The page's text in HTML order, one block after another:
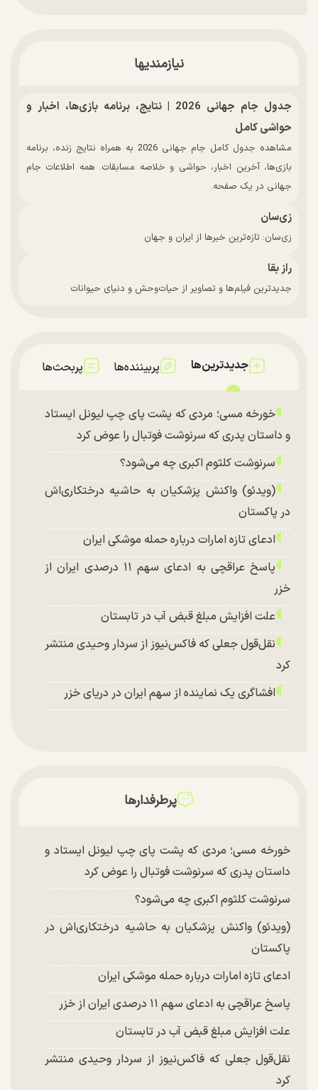
نیازمندیها
جدول جام جهانی 2026 | نتایج، برنامه بازی‌ها، اخبار و
حواشی کامل
مشاهده جدول کامل جام جهانی 2026 به همراه نتایج زنده، برنامه
بازی‌ها، آخرین اخبار، حواشی و خلاصه مسابقات. همه اطلاعات جام
جهانی در یک صفحه.
زی‌سان
زی‌سان: تازه‌ترین خبرها از ایران و جهان
راز بقا
جدیدترین فیلم‌ها و تصاویر از حیات‌وحش و دنیای حیوانات
جدیدترین‌ها پربیننده‌ها پربحث‌ها
خورخه مسی؛ مردی که پشت پای چپ لیونل ایستاد
و داستان پدری که سرنوشت فوتبال را عوض کرد
سرنوشت کلثوم اکبری چه می‌شود؟
(ویدئو) واکنش پزشکیان به حاشیه درختکاری‌اش
در پاکستان
ادعای تازه امارات درباره حمله موشکی ایران
پاسخ عراقچی به ادعای سهم ۱۱ درصدی ایران از
خزر
علت افزایش مبلغ قبض آب در تابستان
نقل‌قول جعلی که فاکس‌نیوز از سردار وحیدی منتشر
کرد
افشاگری یک نماینده از سهم ایران در دریای خزر
پرطرفدارها
خورخه مسی؛ مردی که پشت پای چپ لیونل ایستاد و
داستان پدری که سرنوشت فوتبال را عوض کرد
سرنوشت کلثوم اکبری چه می‌شود؟
(ویدئو) واکنش پزشکیان به حاشیه درختکاری‌اش در
پاکستان
ادعای تازه امارات درباره حمله موشکی ایران
پاسخ عراقچی به ادعای سهم ۱۱ درصدی ایران از خزر
علت افزایش مبلغ قبض آب در تابستان
نقل‌قول جعلی که فاکس‌نیوز از سردار وحیدی منتشر
کرد